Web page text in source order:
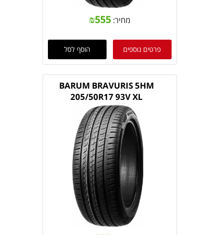
מחיר: ₪555
פרטים נוספים הוסף לסל
BARUM BRAVURIS 5HM
205/50R17 93V XL